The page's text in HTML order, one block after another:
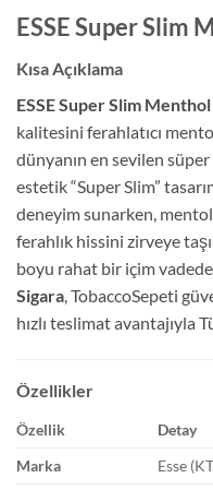
ESSE Super Slim
Kısa Açıklama
ESSE Super Slim
kalitesini ferahlatıcı
dünyanın en sevilen
estetik “Super Slim”
deneyim sunarken,
ferahlık hissini zirveye
boyu rahat bir içim
Sigara , TobaccoSepeti
hızlı teslimat avantajıyla
Özellikler
Özellik
Detay
Marka
Esse